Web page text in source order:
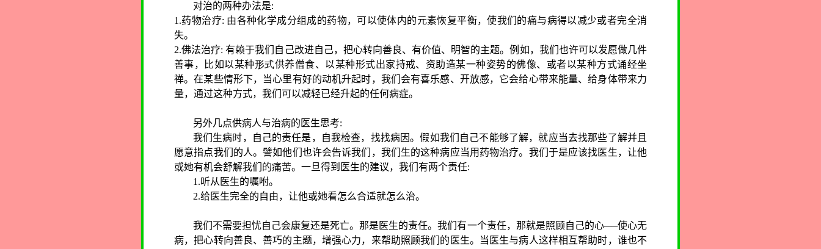
对治的两种办法是:
1.药物治疗: 由各种化学成分组成的药物，可以使体内的元素恢复平衡，使我们的痛与病得以减少或者完全消
失。
2.佛法治疗:有赖于我们自己改进自己，把心转向善良、有价值、明智的主题。例如，我们也许可以发愿做几件
善事，比如以某种形式供养僧食、以某种形式出家持戒、资助造某一种姿势的佛像、或者以某种方式诵经坐
禅。在某些情形下，当心里有好的动机升起时，我们会有喜乐感、开放感，它会给心带来能量、给身体带来力
量，通过这种方式，我们可以减轻已经升起的任何病症。
另外几点供病人与治病的医生思考:
我们生病时，自己的责任是，自我检查，找找病因。假如我们自己不能够了解，就应当去找那些了解并且
愿意指点我们的人。譬如他们也许会告诉我们，我们生的这种病应当用药物治疗。我们于是应该找医生，让他
或她有机会舒解我们的痛苦。一旦得到医生的建议，我们有两个责任:
1.听从医生的嘱咐。
2.给医生完全的自由，让他或她看怎么合适就怎么治。
我们不需要担忧自己会康复还是死亡。那是医生的责任。我们有一个责任，那就是照顾自己的心──使心无
病，把心转向善良、善巧的主题，增强心力，来帮助照顾我们的医生。当医生与病人这样相互帮助时，谁也不